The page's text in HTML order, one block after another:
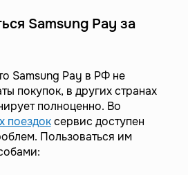
Samsung Pay за
Samsung Pay в РФ не
покупок, в других странах
полноценно. Во
поездоксервис доступен
Пользоваться им